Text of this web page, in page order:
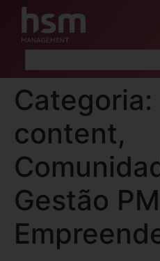
Categoria:
content,
Gestão